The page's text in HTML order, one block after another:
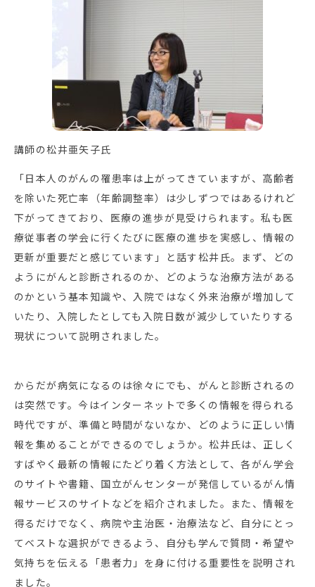
講師の松井亜矢子氏
「日本人のがんの罹患率は上がってきていますが、高齢者
を除いた死亡率（年齢調整率）は少しずつではあるけれど
下がってきており、医療の進歩が見受けられます。私も医
療従事者の学会に行くたびに医療の進歩を実感し、情報の
更新が重要だと感じています」と話す松井氏。まず、どの
ようにがんと診断されるのか、どのような治療方法がある
のかという基本知識や、入院ではなく外来治療が増加して
いたり、入院したとしても入院日数が減少していたりする
現状について説明されました。
からだが病気になるのは徐々にでも、がんと診断されるの
は突然です。今はインターネットで多くの情報を得られる
時代ですが、準備と時間がないなか、どのように正しい情
報を集めることができるのでしょうか。松井氏は、正しく
すばやく最新の情報にたどり着く方法として、各がん学会
のサイトや書籍、国立がんセンターが発信しているがん情
報サービスのサイトなどを紹介されました。また、情報を
得るだけでなく、病院や主治医・治療法など、自分にとっ
てベストな選択ができるよう、自分も学んで質問・希望や
気持ちを伝える「患者力」を身に付ける重要性を説明され
ました。